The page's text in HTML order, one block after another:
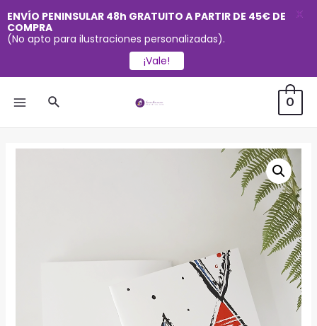
Buscar 0
ENVÍO PENINSULAR 48h GRATUITO A PARTIR DE 45€ DE
COMPRA
(No apto para ilustraciones personalizadas).
¡Vale!
X